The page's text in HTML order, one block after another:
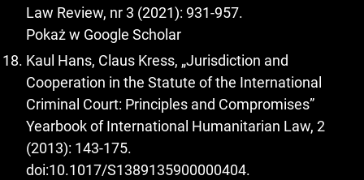
Law Review, nr 3 (2021): 931-957.
Pokaż w Google Scholar
Kaul Hans, Claus Kress, „Jurisdiction and
Cooperation in the Statute of the International
Criminal Court: Principles and Compromises”
Yearbook of International Humanitarian Law, 2
(2013): 143-175.
doi:10.1017/S1389135900000404.